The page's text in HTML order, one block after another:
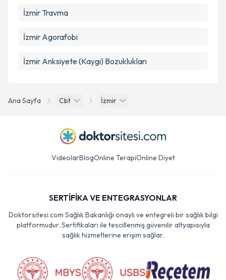
Ana Sayfa Cbt İzmir
İzmir Travma
İzmir Agorafobi
İzmir Anksiyete (Kaygı) Bozuklukları
VideolarBlogOnline TerapiOnline Diyet
SERTİFİKA VE ENTEGRASYONLAR
Doktorsitesi.com Sağlık Bakanlığı onaylı ve entegreli bir sağlık bilgi
platformudur. Sertifikaları ile tescillenmiş güvenilir altyapısıyla
sağlık hizmetlerine erişim sağlar.